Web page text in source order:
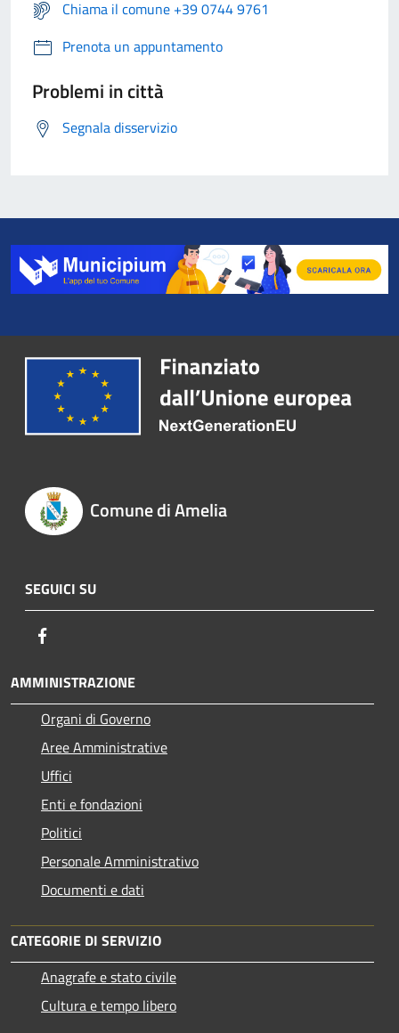
Chiama il comune +39 0744 9761
Prenota un appuntamento
Problemi in città
Segnala disservizio
Comune di Amelia
SEGUICI SU
AMMINISTRAZIONE
Organi di Governo
Aree Amministrative
Uffici
Enti e fondazioni
Politici
Personale Amministrativo
Documenti e dati
CATEGORIE DI SERVIZIO
Anagrafe e stato civile
Cultura e tempo libero